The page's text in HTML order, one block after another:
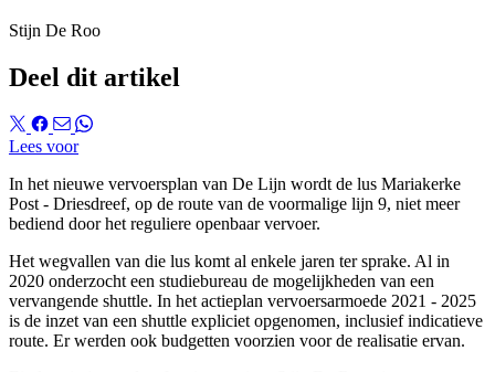
Stijn De Roo
Deel dit artikel
Lees voor
In het nieuwe vervoersplan van De Lijn wordt de lus Mariakerke
Post - Driesdreef, op de route van de voormalige lijn 9, niet meer
bediend door het reguliere openbaar vervoer.
Het wegvallen van die lus komt al enkele jaren ter sprake. Al in
2020 onderzocht een studiebureau de mogelijkheden van een
vervangende shuttle. In het actieplan vervoersarmoede 2021 - 2025
is de inzet van een shuttle expliciet opgenomen, inclusief indicatieve
route. Er werden ook budgetten voorzien voor de realisatie ervan.